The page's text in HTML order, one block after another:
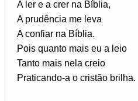
A ler e a crer na Bíblia,
A prudência me leva
A confiar na Bíblia.
Pois quanto mais eu a leio
Tanto mais nela creio
Praticando-a o cristão brilha.